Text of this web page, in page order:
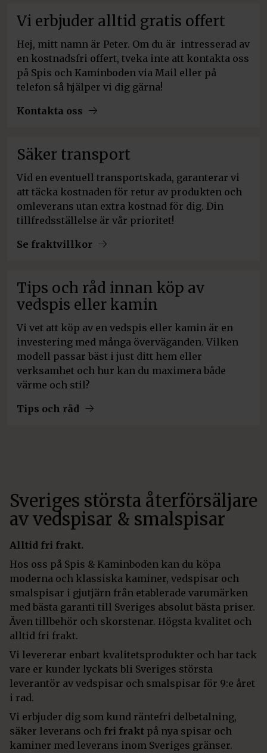
Vi erbjuder alltid gratis offert
Hej, mitt namn är Peter. Om du är intresserad av
en kostnadsfri offert, tveka inte att kontakta oss
på Spis och Kaminboden via Mail eller på
telefon så hjälper vi dig gärna!
Kontakta oss
Säker transport
Vid en eventuell transportskada, garanterar vi
att täcka kostnaden för retur av produkten och
omleverans utan extra kostnad för dig. Din
tillfredsställelse är vår prioritet!
Se fraktvillkor
Tips och råd innan köp av
vedspis eller kamin
Vi vet att köp av en vedspis eller kamin är en
investering med många överväganden. Vilken
modell passar bäst i just ditt hem eller
verksamhet och hur kan du maximera både
värme och stil?
Tips och råd
Sveriges största återförsäljare
av vedspisar & smalspisar
Alltid fri frakt.
Hos oss på Spis & Kaminboden kan du köpa
moderna och klassiska kaminer, vedspisar och
smalspisar i gjutjärn från etablerade varumärken
med bästa garanti till Sveriges absolut bästa priser.
Även tillbehör och skorstenar. Högsta kvalitet och
alltid fri frakt.
Vi levererar enbart kvalitetsprodukter och har tack
vare er kunder lyckats bli Sveriges största
leverantör av vedspisar och smalspisar för 9:e året
i rad.
Vi erbjuder dig som kund räntefri delbetalning,
säker leverans och fri frakt på nya spisar och
kaminer med leverans inom Sveriges gränser.